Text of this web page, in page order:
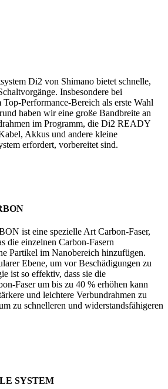
Di2 von Shimano bietet schnelle,
Insbesondere bei
Performance-Bereich als erste Wahl
haben wir eine große Bandbreite an
im Programm, die Di2 READY
Akkus und andere kleine
erfordert, vorbereitet sind.
ist eine spezielle Art Carbon-Faser,
die einzelnen Carbon-Fasern
Partikel im Nanobereich hinzufügen.
Ebene, um vor Beschädigungen zu
ist so effektiv, dass sie die
Faser um bis zu 40 % erhöhen kann
und leichtere Verbundrahmen zu
zu schnelleren und widerstandsfähigeren
SYSTEM